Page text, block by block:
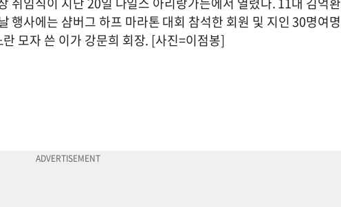
행사에는 샴버그 하프 마라톤 대회 참석한 회원 및 지인 30명여명
모자 쓴 이가 강문희 회장. [사진=이점봉]